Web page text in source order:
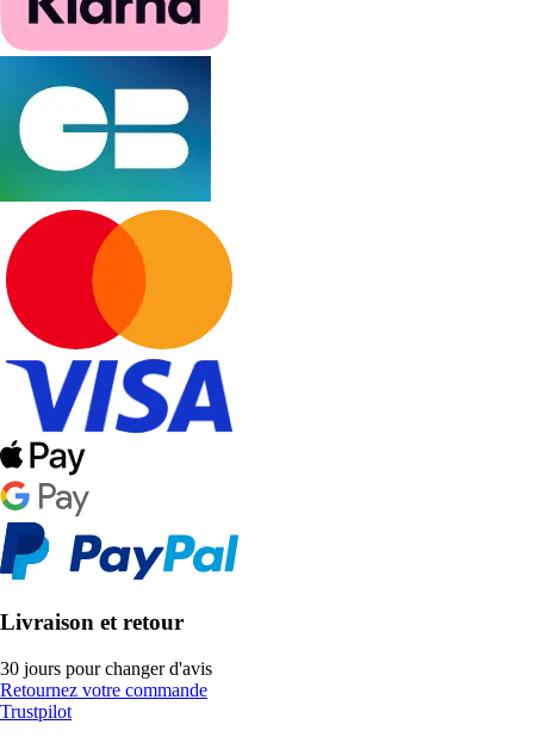
Livraison et retour
30 jours pour changer d'avis
Retournez votre commande
Trustpilot